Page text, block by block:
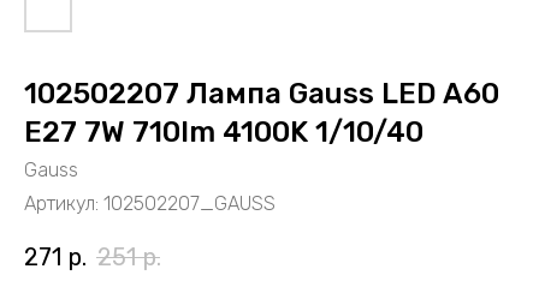
102502207 Лампа Gauss LED A60
E27 7W 710lm 4100K 1/10/40
Gauss
Артикул: 102502207_GAUSS
271 р. 251 р.